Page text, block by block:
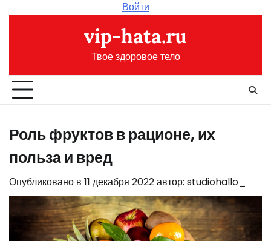
Войти
vip-hata.ru
Твое здоровое тело
Роль фруктов в рационе, их
польза и вред
Опубликовано в 11 декабря 2022автор: studiohallo_